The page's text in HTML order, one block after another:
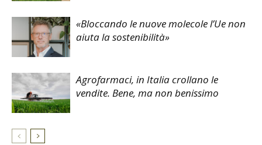
«Bloccando le nuove molecole l’Ue non
aiuta la sostenibilità»
Agrofarmaci, in Italia crollano le
vendite. Bene, ma non benissimo